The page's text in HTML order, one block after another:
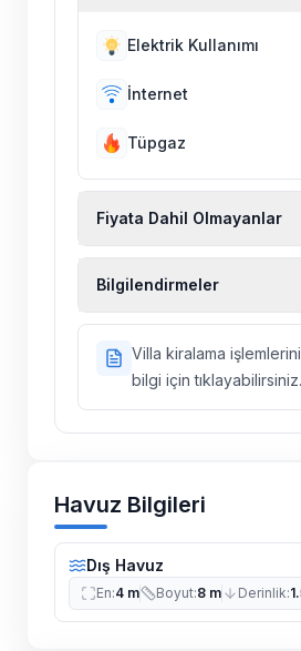
Elektrik Kullanımı
İnternet
Tüpgaz
Fiyata Dahil Olmayanlar
Bilgilendirmeler
ilaçlama
vs. bulunma ihtimali
Villalarımızın
Villa kiralama
bilgi için tıklayabilirsiniz.
Havuz Bilgileri
Dış Havuz
En:4 m Boyut:8 m Derinlik: